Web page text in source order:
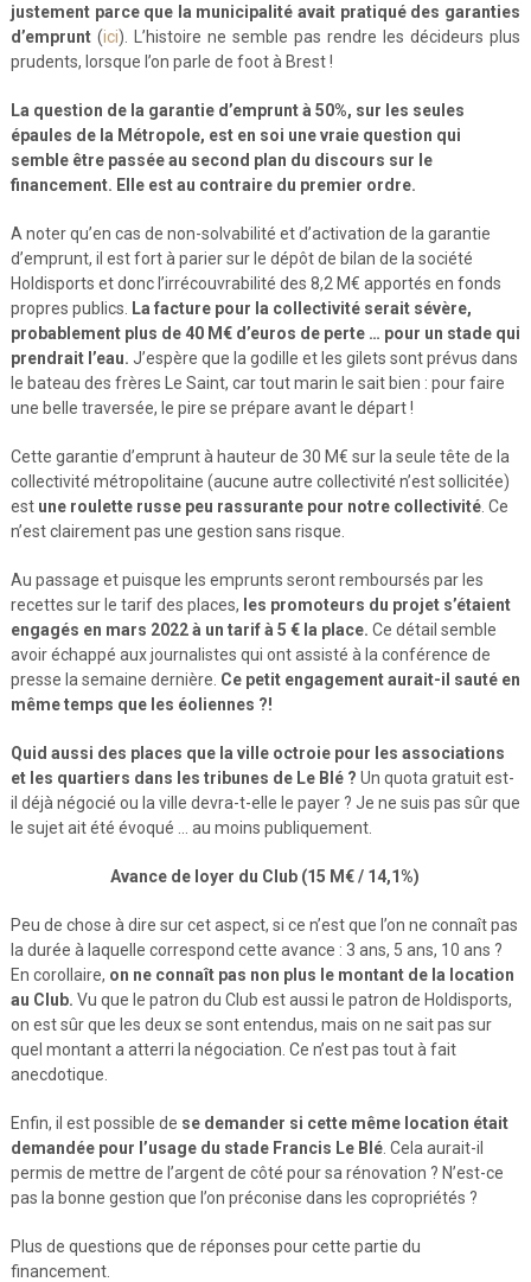
justement parce que la municipalité avait pratiqué des garanties
d’emprunt(ici). L’histoire ne semble pas rendre les décideurs plus
prudents, lorsque l’on parle de foot à Brest !
La question de la garantie d’emprunt à 50%, sur les seules
épaules de la Métropole, est en soi une vraie question qui
semble être passée au second plan du discours sur le
financement. Elle est au contraire du premier ordre.
A noter qu’en cas de non-solvabilité et d’activation de la garantie
d’emprunt, il est fort à parier sur le dépôt de bilan de la société
Holdisports et donc l’irrécouvrabilité des 8,2 M€ apportés en fonds
propres publics.
La facture pour la collectivité serait sévère,
probablement plus de 40 M€ d’euros de perte … pour un stade qui
prendrait l’eau. J’espère que la godille et les gilets sont prévus dans
le bateau des frères Le Saint, car tout marin le sait bien : pour faire
une belle traversée, le pire se prépare avant le départ !
Cette garantie d’emprunt à hauteur de 30 M€ sur la seule tête de la
collectivité métropolitaine (aucune autre collectivité n’est sollicitée)
est une roulette russe peu rassurante pour notre collectivité. Ce
n’est clairement pas une gestion sans risque.
Au passage et puisque les emprunts seront remboursés par les
recettes sur le tarif des places, les promoteurs du projet s’étaient
engagés en mars 2022 à un tarif à 5 € la place. Ce détail semble
avoir échappé aux journalistes qui ont assisté à la conférence de
presse la semaine dernière. Ce petit engagement aurait-il sauté en
même temps que les éoliennes ?!
Quid aussi des places que la ville octroie pour les associations
et les quartiers dans les tribunes de Le Blé ? Un quota gratuit est-
il déjà négocié ou la ville devra-t-elle le payer ? Je ne suis pas sûr que
le sujet ait été évoqué … au moins publiquement.
Avance de loyer du Club (15 M€ / 14,1%)
Peu de chose à dire sur cet aspect, si ce n’est que l’on ne connaît pas
la durée à laquelle correspond cette avance : 3 ans, 5 ans, 10 ans ?
En corollaire, on ne connaît pas non plus le montant de la location
au Club. Vu que le patron du Club est aussi le patron de Holdisports,
on est sûr que les deux se sont entendus, mais on ne sait pas sur
quel montant a atterri la négociation. Ce n’est pas tout à fait
anecdotique.
Enfin, il est possible de se demander si cette même location était
demandée pour l’usage du stade Francis Le Blé. Cela aurait-il
permis de mettre de l’argent de côté pour sa rénovation ? N’est-ce
pas la bonne gestion que l’on préconise dans les copropriétés ?
Plus de questions que de réponses pour cette partie du
financement.